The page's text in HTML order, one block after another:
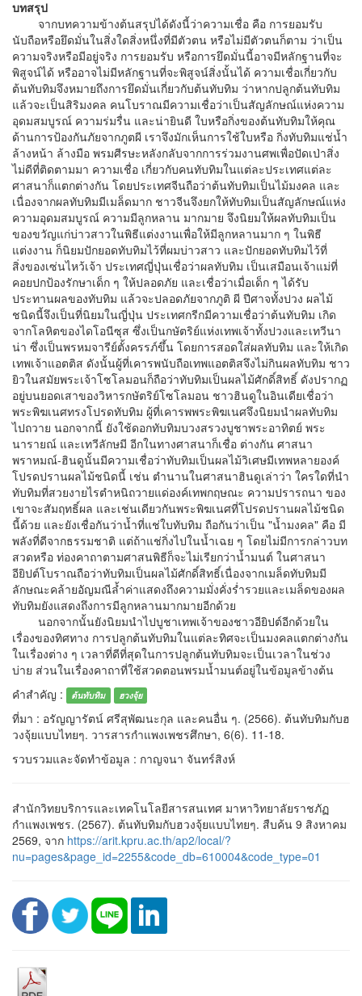
บทสรุป
จากบทความข้างต้นสรุปได้ดังนี้ว่าความเชื่อ คือ การยอมรับ
นับถือหรือยึดมั่นในสิ่งใดสิ่งหนึ่งที่มีตัวตน หรือไม่มีตัวตนก็ตาม ว่าเป็น
ความจริงหรือมีอยู่จริง การยอมรับ หรือการยึดมั่นนี้อาจมีหลักฐานที่จะ
พิสูจน์ได้ หรืออาจไม่มีหลักฐานที่จะพิสูจน์สิ่งนั้นได้ ความเชื่อเกี่ยวกับ
ต้นทับทิมจึงหมายถึงการยึดมั่นเกี่ยวกับต้นทับทิม ว่าหากปลูกต้นทับทิม
แล้วจะเป็นสิริมงคล คนโบราณมีความเชื่อว่าเป็นสัญลักษณ์แห่งความ
อุดมสมบูรณ์ ความร่มรื่น และน่ายินดี ใบหรือกิ่งของต้นทับทิมให้คุณ
ด้านการป้องกันภัยจากภูตผี เราจึงมักเห็นการใช้ใบหรือ กิ่งทับทิมแช่น้ำ
ล้างหน้า ล้างมือ พรมศีรษะหลังกลับจากการร่วมงานศพเพื่อปัดเป่าสิ่ง
ไม่ดีที่ติดตามมา ความเชื่อ เกี่ยวกับคนทับทิมในแต่ละประเทศแต่ละ
ศาสนาก็แตกต่างกัน โดยประเทศจีนถือว่าต้นทับทิมเป็นไม้มงคล และ
เนื่องจากผลทับทิมมีเมล็ดมาก ชาวจีนจึงยกให้ทับทิมเป็นสัญลักษณ์แห่ง
ความอุดมสมบูรณ์ ความมีลูกหลาน มากมาย จึงนิยมให้ผลทับทิมเป็น
ของขวัญแก่บ่าวสาวในพิธีแต่งงานเพื่อให้มีลูกหลานมาก ๆ ในพิธี
แต่งงาน ก็นิยมปักยอดทับทิมไว้ที่ผมบ่าวสาว และปักยอดทับทิมไว้ที่
สิ่งของเซ่นไหว้เจ้า ประเทศญี่ปุ่นเชื่อว่าผลทับทิม เป็นเสมือนเจ้าแม่ที่
คอยปกป้องรักษาเด็ก ๆ ให้ปลอดภัย และเชื่อว่าเมื่อเด็ก ๆ ได้รับ
ประทานผลของทับทิม แล้วจะปลอดภัยจากภูติ ผี ปีศาจทั้งปวง ผลไม้
ชนิดนี้จึงเป็นที่นิยมในญี่ปุ่น ประเทศกรีกมีความเชื่อว่าต้นทับทิม เกิด
จากโลหิตของไดโอนีซุส ซึ่งเป็นกษัตริย์แห่งเทพเจ้าทั้งปวงและเทวีนา
น่า ซึ่งเป็นพรหมจารีย์ตั้งครรภ์ขึ้น โดยการสอดใส่ผลทับทิม และให้เกิด
เทพเจ้าแอตติส ดังนั้นผู้ที่เคารพนับถือเทพแอตติสจึงไม่กินผลทับทิม ชาว
ยิวในสมัยพระเจ้าโซโลมอนก็ถือว่าทับทิมเป็นผลไม้ศักดิ์สิทธิ์ ดังปรากฏ
อยู่บนยอดเสาของวิหารกษัตริย์โซโลมอน ชาวฮินดูในอินเดียเชื่อว่า
พระพิฆเนศทรงโปรดทับทิม ผู้ที่เคารพพระพิฆเนศจึงนิยมนําผลทับทิม
ไปถวาย นอกจากนี้ ยังใช้ดอกทับทิมบวงสรวงบูชาพระอาทิตย์ พระ
นารายณ์ และเทวีลักษมี อีกในทางศาสนาก็เชื่อ ต่างกัน ศาสนา
พราหมณ์-ฮินดูนั้นมีความเชื่อว่าทับทิมเป็นผลไม้วิเศษมีเทพหลายองค์
โปรดปรานผลไม้ชนิดนี้ เช่น ตํานานในศาสนาฮินดูเล่าว่า ใครใดที่นํา
ทับทิมที่สวยงายไรตําหนิถวายแด่องค์เทพกฤษณะ ความปรารถนา ของ
เขาจะสัมฤทธิ์ผล และเช่นเดียวกันพระพิฆเนศที่โปรดปรานผลไม้ชนิด
นี้ด้วย และยังเชื่อกันว่าน้ำที่แช่ใบทับทิม ถือกันว่าเป็น "น้ำมงคล" คือ มี
พลังที่ดีจากธรรมชาติ แต่ถ้าแช่กิ่งไปในน้ำเฉย ๆ โดยไม่มีการกล่าวบท
สวดหรือ ท่องคาถาตามศาสนพิธีก็จะไม่เรียกว่าน้ำมนต์ ในศาสนา
อียิปต์โบราณถือว่าทับทิมเป็นผลไม้ศักดิ์สิทธิ์เนื่องจากเมล็ดทับทิมมี
ลักษณะคล้ายอัญมณีล้ำค่าแสดงถึงความมั่งคั่งร่ำรวยและเมล็ดของผล
ทับทิมยังแสดงถึงการมีลูกหลานมากมายอีกด้วย
นอกจากนั้นยังนิยมนําไปบูชาเทพเจ้าของชาวอียิปต์อีกด้วยใน
เรื่องของทิศทาง การปลูกต้นทับทิมในแต่ละทิศจะเป็นมงคลแตกต่างกัน
ในเรื่องต่าง ๆ เวลาที่ดีที่สุดในการปลูกต้นทับทิมจะเป็นเวลาในช่วง
บ่าย ส่วนในเรื่องคาถาที่ใช้สวดตอนพรมน้ำมนต์อยู่ในข้อมูลข้างต้น
คำสำคัญ :
ต้นทับทิม ฮวงจุ้ย
ที่มา : อรัญญารัตน์ ศรีสุพัฒนะกุล และคนอื่น ๆ. (2566). ต้นทับทิมกับฮ
วงจุ้ยแบบไทยๆ. วารสารกำแพงเพชรศึกษา, 6(6). 11-18.
รวบรวมและจัดทำข้อมูล : กาญจนา จันทร์สิงห์
สำนักวิทยบริการและเทคโนโลยีสารสนเทศ มาหาวิทยาลัยราชภัฏ
กำแพงเพชร. (2567). ต้นทับทิมกับฮวงจุ้ยแบบไทยๆ. สืบค้น 9 สิงหาคม
2569, จาก https://arit.kpru.ac.th/ap2/local/?
nu=pages&page_id=2255&code_db=610004&code_type=01